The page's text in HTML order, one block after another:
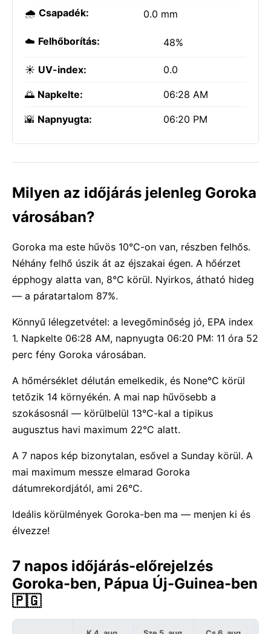
🌧️ Csapadék: 0.0 mm
☁️ Felhőborítás: 48%
☀️ UV-index: 0.0
🌅 Napkelte: 06:28 AM
🌇 Napnyugta: 06:20 PM
Milyen az időjárás jelenleg Goroka
városában?
Goroka ma este hűvös 10°C-on van, részben felhős.
Néhány felhő úszik át az éjszakai égen. A hőérzet
épphogy alatta van, 8°C körül. Nyirkos, átható hideg
— a páratartalom 87%.
Könnyű lélegzetvétel: a levegőminőség jó, EPA index
1. Napkelte 06:28 AM, napnyugta 06:20 PM: 11 óra 52
perc fény Goroka városában.
A hőmérséklet délután emelkedik, és None°C körül
tetőzik 14 környékén. A mai nap hűvösebb a
szokásosnál — körülbelül 13°C-kal a tipikus
augusztus havi maximum 22°C alatt.
A 7 napos kép bizonytalan, esővel a Sunday körül. A
mai maximum messze elmarad Goroka
dátumrekordjától, ami 26°C.
Ideális körülmények Goroka-ben ma — menjen ki és
élvezze!
7 napos időjárás-előrejelzés
Goroka-ben, Pápua Új-Guinea-ben
🇵🇬